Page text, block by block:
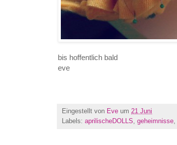
bis hoffentlich bald
eve
Eingestellt von Eve um 21 Juni
Labels: aprilischeDOLLS, geheimnisse,